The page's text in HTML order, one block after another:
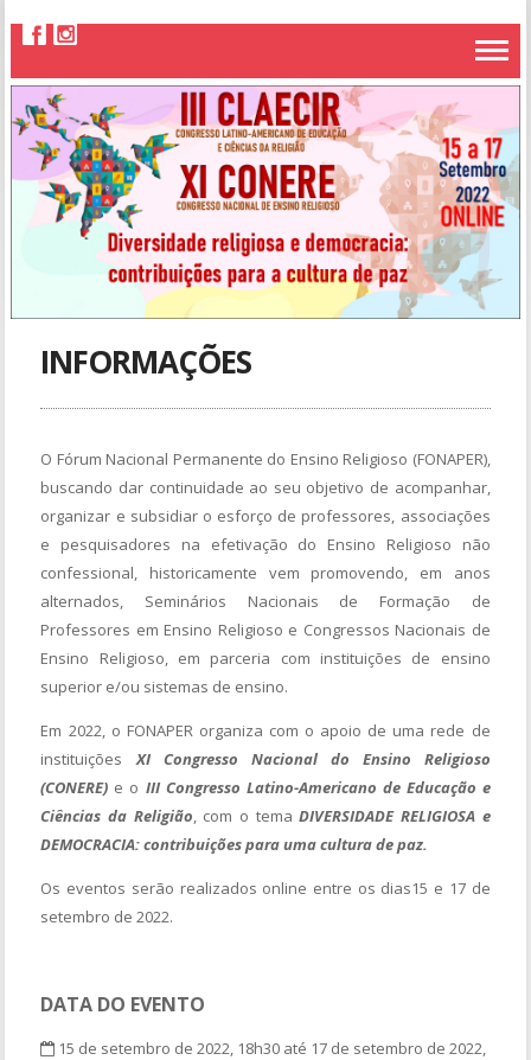
INFORMAÇÕES
O Fórum Nacional Permanente do Ensino Religioso (FONAPER),
buscando dar continuidade ao seu objetivo de acompanhar,
organizar e subsidiar o esforço de professores, associações
e pesquisadores na efetivação do Ensino Religioso não
confessional, historicamente vem promovendo, em anos
alternados, Seminários Nacionais de Formação de
Professores em Ensino Religioso e Congressos Nacionais de
Ensino Religioso, em parceria com instituições de ensino
superior e/ou sistemas de ensino.
Em 2022, o FONAPER organiza com o apoio de uma rede de
instituiçõesXI Congresso Nacional do Ensino Religioso
(CONERE) e o III Congresso Latino-Americano de Educação e
Ciências da Religião, com o temaDIVERSIDADE RELIGIOSA e
DEMOCRACIA: contribuições para uma cultura de paz.
Os eventos serão realizados online entre os dias15 e 17 de
setembro de 2022.
DATA DO EVENTO
15 de setembro de 2022, 18h30 até 17 de setembro de 2022,